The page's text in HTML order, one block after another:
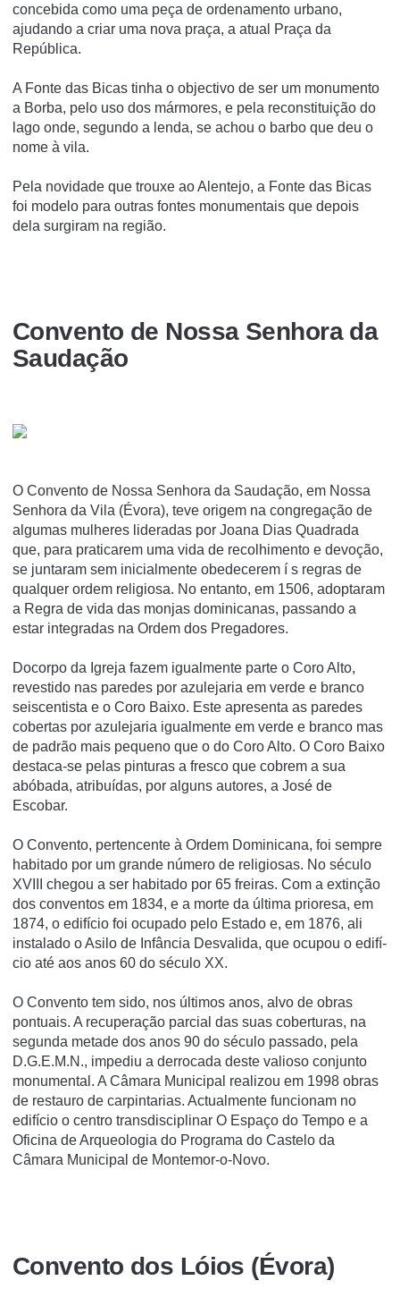
concebida como uma peça de ordenamento urbano,
ajudando a criar uma nova praça, a atual Praça da
República.
A Fonte das Bicas tinha o objectivo de ser um monumento
a Borba, pelo uso dos mármores, e pela reconstituição do
lago onde, segundo a lenda, se achou o barbo que deu o
nome à vila.
Pela novidade que trouxe ao Alentejo, a Fonte das Bicas
foi modelo para outras fontes monumentais que depois
dela surgiram na região.
Convento de Nossa Senhora da
Saudação
O Convento de Nossa Senhora da Saudação, em Nossa
Senhora da Vila (Évora), teve origem na congregação de
algumas mulheres lideradas por Joana Dias Quadrada
que, para praticarem uma vida de recolhimento e devoção,
se juntaram sem inicialmente obedecerem í s regras de
qualquer ordem religiosa. No entanto, em 1506, adoptaram
a Regra de vida das monjas dominicanas, passando a
estar integradas na Ordem dos Pregadores.
Docorpo da Igreja fazem igualmente parte o Coro Alto,
revestido nas paredes por azulejaria em verde e branco
seiscentista e o Coro Baixo. Este apresenta as paredes
cobertas por azulejaria igualmente em verde e branco mas
de padrão mais pequeno que o do Coro Alto. O Coro Baixo
destaca-se pelas pinturas a fresco que cobrem a sua
abóbada, atribuí­das, por alguns autores, a José de
Escobar.
O Convento, pertencente à Ordem Dominicana, foi sempre
habitado por um grande número de religiosas. No século
XVIII chegou a ser habitado por 65 freiras. Com a extinção
dos conventos em 1834, e a morte da última prioresa, em
1874, o edifí­cio foi ocupado pelo Estado e, em 1876, ali
instalado o Asilo de Infância Desvalida, que ocupou o edifí­
cio até aos anos 60 do século XX.
O Convento tem sido, nos últimos anos, alvo de obras
pontuais. A recuperação parcial das suas coberturas, na
segunda metade dos anos 90 do século passado, pela
D.G.E.M.N., impediu a derrocada deste valioso conjunto
monumental. A Câmara Municipal realizou em 1998 obras
de restauro de carpintarias. Actualmente funcionam no
edifí­cio o centro transdisciplinar O Espaço do Tempo e a
Oficina de Arqueologia do Programa do Castelo da
Câmara Municipal de Montemor-o-Novo.
Convento dos Lóios (Évora)